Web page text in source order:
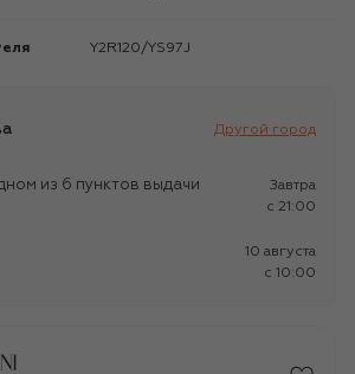
Y2R120/YS97J
Другой город
из 6 пунктов выдачи
Завтра
c 21:00
10 августа
c 10:00